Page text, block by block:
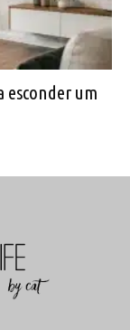
esconder um